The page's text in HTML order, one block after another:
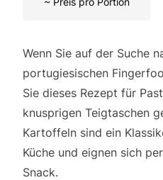
Wenn Sie auf der Suche
portugiesischen
Sie dieses Rezept für
knusprigen Teigtaschen
Kartoffeln sind ein
Küche und eignen sich
Snack.